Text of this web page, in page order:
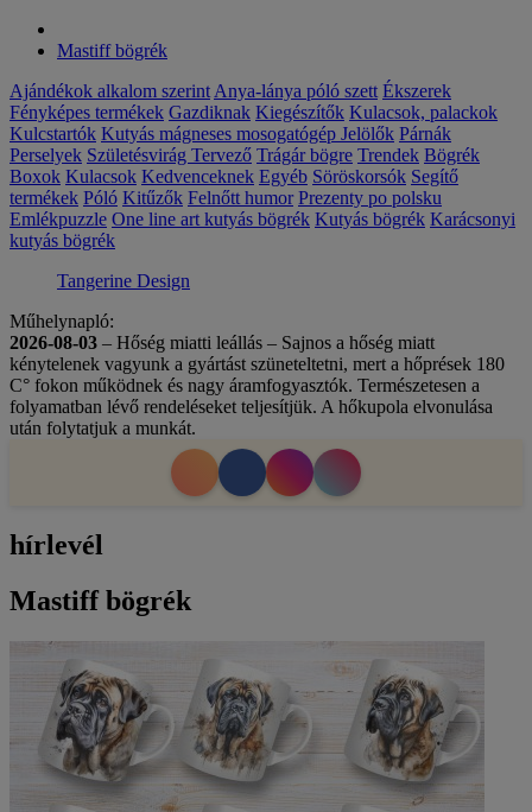
Mastiff bögrék
Ajándékok alkalom szerint Anya-lánya póló szett Ékszerek
Fényképes termékek Gazdiknak Kiegészítők Kulacsok, palackok
Kulcstartók Kutyás mágneses mosogatógép Jelölők Párnák
Perselyek Születésvirág Tervező Trágár bögre Trendek Bögrék
Boxok Kulacsok Kedvenceknek Egyéb Söröskorsók Segítő
termékek Póló Kitűzők Felnőtt humor Prezenty po polsku
Emlékpuzzle One line art kutyás bögrék Kutyás bögrék Karácsonyi
kutyás bögrék
Tangerine Design
Műhelynapló:
2026-08-03 – Hőség miatti leállás – Sajnos a hőség miatt
kénytelenek vagyunk a gyártást szüneteltetni, mert a hőprések 180
C° fokon működnek és nagy áramfogyasztók. Természetesen a
folyamatban lévő rendeléseket teljesítjük. A hőkupola elvonulása
után folytatjuk a munkát.
hírlevél
Mastiff bögrék